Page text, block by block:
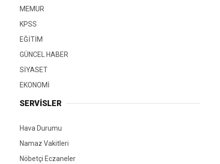
MEMUR
KPSS
EĞİTİM
GÜNCEL HABER
SİYASET
EKONOMİ
SERVİSLER
Hava Durumu
Namaz Vakitleri
Nöbetçi Eczaneler